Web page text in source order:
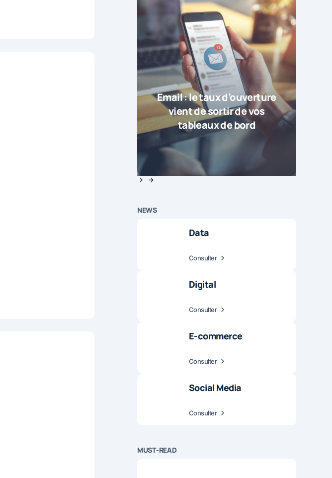
Email : le taux d’ouverture
vient de sortir de vos
tableaux de bord
NEWS
Data
Consulter
Digital
Consulter
E-commerce
Consulter
Social Media
Consulter
MUST-READ